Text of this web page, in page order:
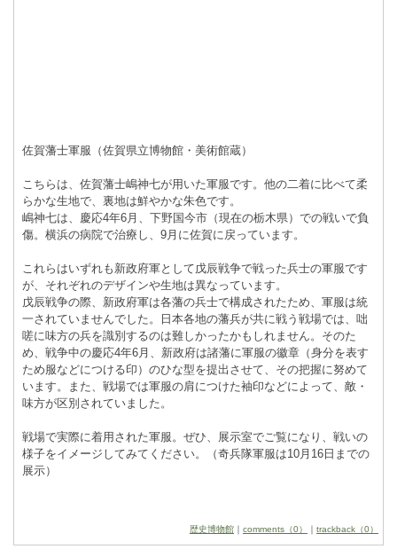
佐賀藩士軍服（佐賀県立博物館・美術館蔵）
こちらは、佐賀藩士嶋神七が用いた軍服です。他の二着に比べて柔
らかな生地で、裏地は鮮やかな朱色です。
嶋神七は、慶応4年6月、下野国今市（現在の栃木県）での戦いで負
傷。横浜の病院で治療し、9月に佐賀に戻っています。
これらはいずれも新政府軍として戊辰戦争で戦った兵士の軍服です
が、それぞれのデザインや生地は異なっています。
戊辰戦争の際、新政府軍は各藩の兵士で構成されたため、軍服は統
一されていませんでした。日本各地の藩兵が共に戦う戦場では、咄
嗟に味方の兵を識別するのは難しかったかもしれません。そのた
め、戦争中の慶応4年6月、新政府は諸藩に軍服の徽章（身分を表す
ため服などにつける印）のひな型を提出させて、その把握に努めて
います。また、戦場では軍服の肩につけた袖印などによって、敵・
味方が区別されていました。
戦場で実際に着用された軍服。ぜひ、展示室でご覧になり、戦いの
様子をイメージしてみてください。（奇兵隊軍服は10月16日までの
展示）
歴史博物館 ｜ comments（0） ｜ trackback（0）